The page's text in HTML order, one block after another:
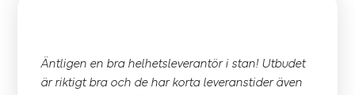
Äntligen en bra helhetsleverantör i stan! Utbudet
är riktigt bra och de har korta leveranstider även